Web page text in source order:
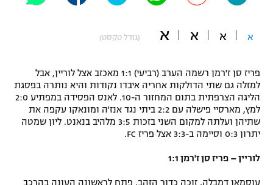
תקנון משתתפים וזוכים בפרסים
תקנון עבור פעילות אלקטרה
טניס
גיימינג E-Sports
תנאי שימוש
כדורמים
פוטבול אמריקאי NFL
א א א א (גודל טקסט)
פריז סן ז'רמן רשמה הערב (רביעי) 1:1 מאכזב אצל לוריין, אבל
למזלה גם שתי הדולקות אחריה איבדו נקודות והיא נותרה בפסגת
הליגה הצרפתית בתום המחזור ה-10. לאנס הפסידה במפתיע 2:0
למץ, מארסיי פישלה עם 2:2 ביתי נגד אנז'ה ומונאקו עקפה את
שתיהן ועלתה למקום השני בזכות 3:5 מלהיב בנאנט. ליון שמטה
יתרון 0:3 וסיימה ב-3:3 אצל פריז FC.
לוריין – פריז סן ז'רמן 1:1
עוסמאן דמבלה, זוכה כדור הזהב, פתח לראשונה העונה בהרכב